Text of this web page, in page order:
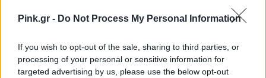
Pink.gr - Do Not Process My Personal Information
If you wish to opt-out of the sale, sharing to third parties, or
processing of your personal or sensitive information for
targeted advertising by us, please use the below opt-out